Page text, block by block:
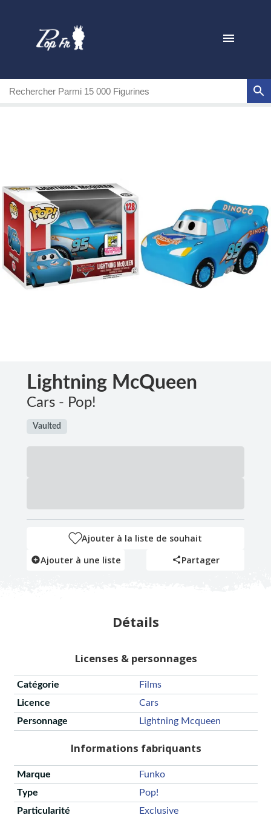
Lightning McQueen
Cars - Pop!
Vaulted
Ajouter à la liste de souhait
Ajouter à une liste
Partager
Détails
Licenses & personnages
Catégorie
Films
Licence
Cars
Personnage
Lightning Mcqueen
Informations fabriquants
Marque
Funko
Type
Pop!
Particularité
Exclusive